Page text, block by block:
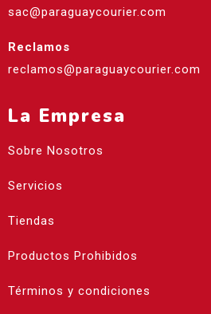
sac@paraguaycourier.com
Reclamos
reclamos@paraguaycourier.com
La Empresa
Sobre Nosotros
Servicios
Tiendas
Productos Prohibidos
Términos y condiciones